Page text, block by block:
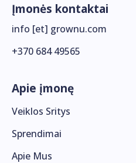
Įmonės kontaktai
info [et] grownu.com
+370 684 49565
Apie įmonę
Veiklos Sritys
Sprendimai
Apie Mus